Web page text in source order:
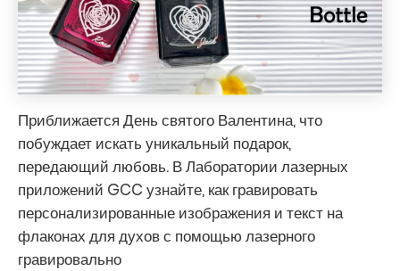
Приближается День святого Валентина, что
побуждает искать уникальный подарок,
передающий любовь. В Лаборатории лазерных
приложений GCC узнайте, как гравировать
персонализированные изображения и текст на
флаконах для духов с помощью лазерного
гравировально